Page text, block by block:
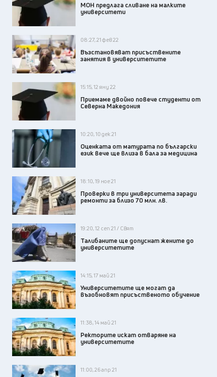
МОН предлага сливане на малките
университети
08:27, 21 фев 22
Възстановяват присъствените
занятия в университетите
15:15, 12 яну 22
Приемаме двойно повече студенти от
Северна Македония
10:20, 10 дек 21
Оценката от матурата по български
език вече ще влиза в бала за медицина
18:10, 19 ное 21
Проверки в три университета заради
ремонти за близо 70 млн. лв.
19:20, 12 сеп 21 / Свят
Талибаните ще допуснат жените до
университетите
14:15, 17 май 21
Университетите ще могат да
възобновят присъственото обучение
11:38, 14 май 21
Ректорите искат отваряне на
университетите
11:00, 26 апр 21